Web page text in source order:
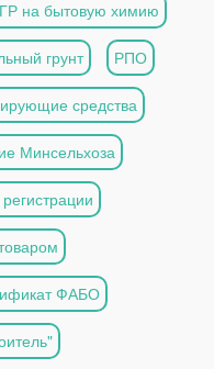
на бытовую химию
грунт РПО
средства
Минсельхоза
ФАБО